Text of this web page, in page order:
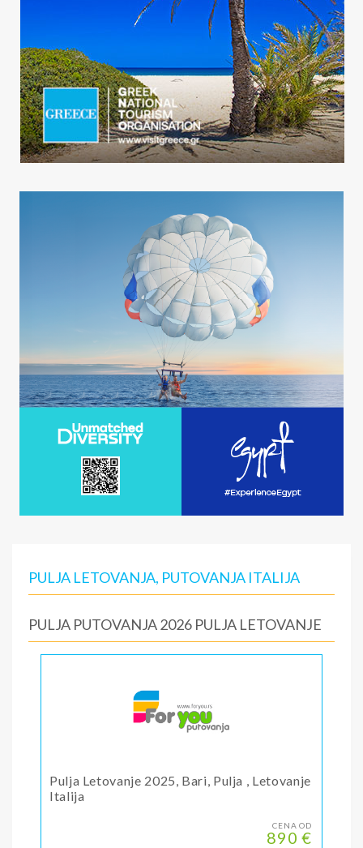
PULJA LETOVANJA, PUTOVANJA ITALIJA
PULJA PUTOVANJA 2026 PULJA LETOVANJE
Pulja Letovanje 2025, Bari, Pulja , Letovanje
Italija
CENA OD
890 €